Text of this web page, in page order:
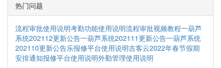
热门问题
流程审批使用说明考勤功能使用说明流程审批视频教程一葫芦
系统202112更新公告一葫芦系统202111更新公告一葫芦系统
202110更新公告乐报修平台使用说明吉客云2022年春节假期
安排通知报修平台使用说明外勤管理使用说明